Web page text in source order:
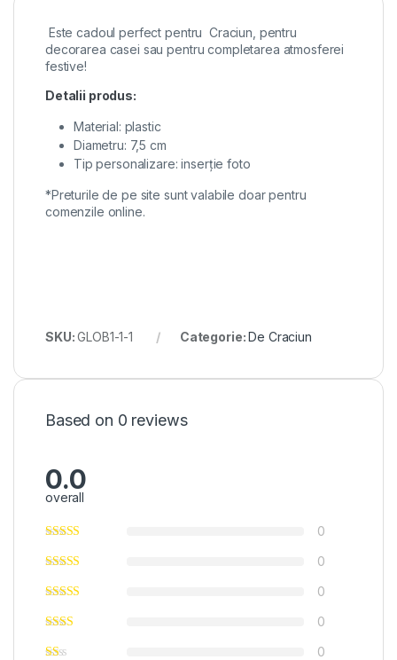
Este cadoul perfect pentru Craciun, pentru
decorarea casei sau pentru completarea atmosferei
festive!
Detalii produs:
Material: plastic
Diametru: 7,5 cm
Tip personalizare: inserție foto
*Preturile de pe site sunt valabile doar pentru
comenzile online.
SKU:GLOB1-1-1 Categorie:De Craciun
Based on 0 reviews
0.0
overall
0
0
0
0
0